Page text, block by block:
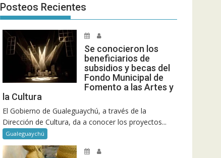
Posteos Recientes
Se conocieron los
beneficiarios de
subsidios y becas del
Fondo Municipal de
Fomento a las Artes y
la Cultura
El Gobierno de Gualeguaychú, a través de la
Dirección de Cultura, da a conocer los proyectos...
Gualeguaychú